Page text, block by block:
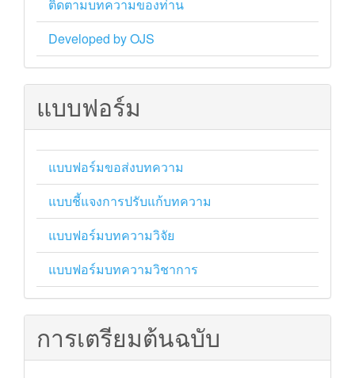
ติดตามบทความของท่าน
Developed by OJS
แบบฟอร์ม
แบบฟอร์มขอส่งบทความ
แบบชี้แจงการปรับแก้บทความ
แบบฟอร์มบทความวิจัย
แบบฟอร์มบทความวิชาการ
การเตรียมต้นฉบับ